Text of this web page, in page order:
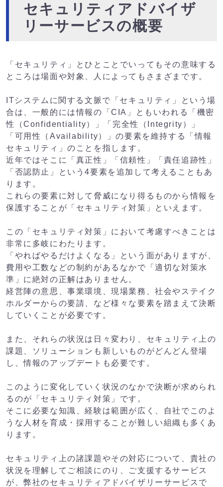
セキュリティアドバイザ
リーサービスの概要
「セキュリティ」とひとことでいってもその意味する
ところは場面や対象、人によってもさまざまです。
ITシステムに関する文脈で「セキュリティ」という場
合は、一般的には情報の「CIA」ともいわれる「機密
性（Confidentiality）」「完全性（Integrity）」
「可用性（Availability）」の要素を維持する「情報
セキュリティ」のことを指します。
近年ではそこに「真正性」「信頼性」「責任追跡性」
「否認防止」という4要素を追加して考えることもあ
ります。
これらの要素に対して脅威になり得るものから情報を
保護することが「セキュリティ対策」といえます。
この「セキュリティ対策」において考慮すべきことは
非常に多岐にわたります。
「やればやるだけよくなる」という面がありますが、
費用や工数などの制約があるなかで「適切な対策水
準」に絶対の正解はありません。
経営陣の意思、事業環境、現場業務、社会やステイク
ホルダーからの要請、など様々な要素を踏まえて決断
していくことが必要です。
また、それらの状況は日々変わり、セキュリティ上の
課題、ソリューションも新しいものがどんどん登場
し、情報のアップデートも必要です。
このように変化していく状況のなかで決断が求められ
るのが「セキュリティ対策」です。
そこに必要な知識、経験は範囲が広く、自社でこのよ
うな人材を育成・採用することが難しい組織も多くあ
ります。
セキュリティ上の諸課題やその対応について、貴社の
状況を理解してご相談にのり、ご支援するサービス
が、弊社のセキュリティアドバイザリーサービスで